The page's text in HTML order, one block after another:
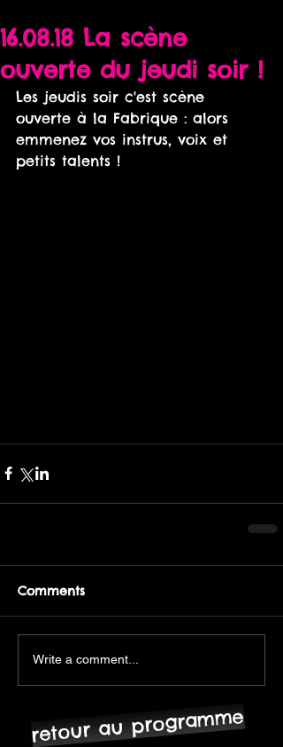
16.08.18 La scène
ouverte du jeudi soir !
Les jeudis soir c'est scène
ouverte à la Fabrique : alors
emmenez vos instrus, voix et
petits talents !
Comments
Write a comment...
retour au programme